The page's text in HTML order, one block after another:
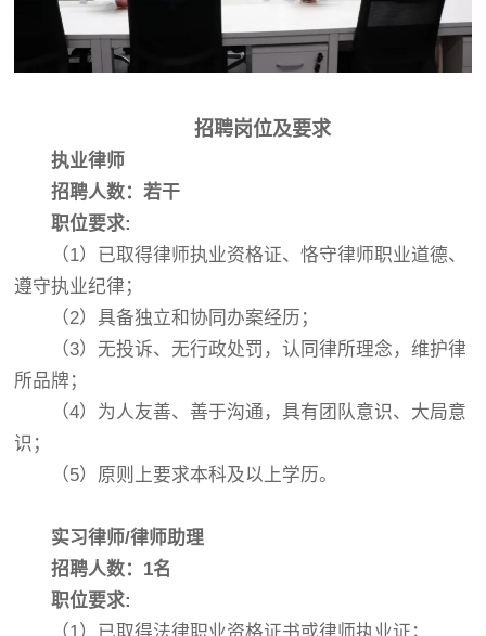
招聘岗位及要求
执业律师
招聘人数：若干
职位要求:
（1）已取得律师执业资格证、恪守律师职业道德、
遵守执业纪律；
（2）具备独立和协同办案经历；
（3）无投诉、无行政处罚，认同律所理念，维护律
所品牌；
（4）为人友善、善于沟通，具有团队意识、大局意
识；
（5）原则上要求本科及以上学历。
实习律师/律师助理
招聘人数：1名
职位要求: